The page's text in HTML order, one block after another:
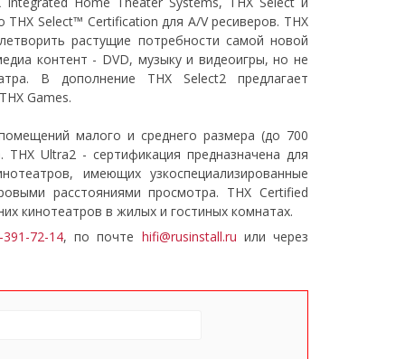
Select™ Certification для A/V ресиверов. THX
растущие потребности самой новой
контент - DVD, музыку и видеоигры, но не
В дополнение THX Select2 предлагает
Games.
малого и среднего размера (до 700
Ultra2 - сертификация предназначена для
имеющих узкоспециализированные
расстояниями просмотра. THX Certified
кинотеатров в жилых и гостиных комнатах.
72-14, по почте hifi@rusinstall.ru или через